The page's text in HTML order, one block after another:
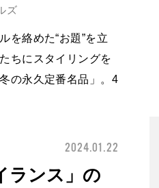
ズ
を絡めた“お題”を立
ちにスタイリングを
の永久定番名品」。4
2024.01.22
ランス」の